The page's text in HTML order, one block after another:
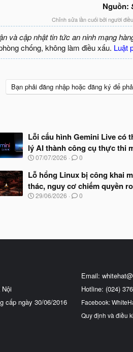
Nguồn:
Chỉnh sửa lần cuối bởi người
và cập nhật tin tức an ninh mạng
chống, không làm điều xấu. Luật
Bạn phải đăng nhập hoặc đăng ký để
Lỗi cấu hình Gemini Live có
lý AI thành công cụ thực thi
N
à
b
ắ
07/07/2026 0
Lỗ hổng Linux bị công khai
thác, nguy cơ chiếm quyền
N
29/06/2026 0
cấp ngày 30/06/2016
Email:
Hotline: (024)
Facebook:
Quy định và điều